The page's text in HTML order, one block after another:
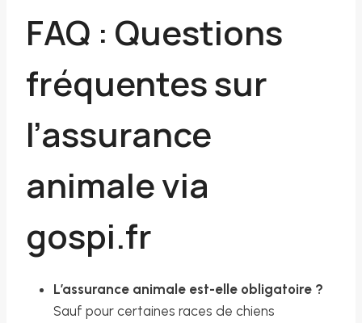
FAQ : Questions
fréquentes sur
l’assurance
animale via
gospi.fr
L’assurance animale est-elle obligatoire ?
Sauf pour certaines races de chiens